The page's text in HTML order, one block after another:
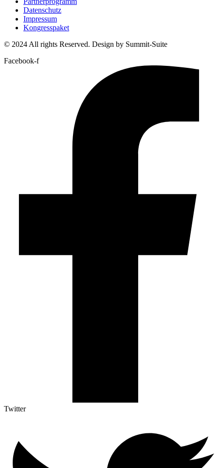
Datenschutz
Impressum
Kongresspaket
© 2024 All rights Reserved. Design by Summit-Suite
Facebook-f
Twitter